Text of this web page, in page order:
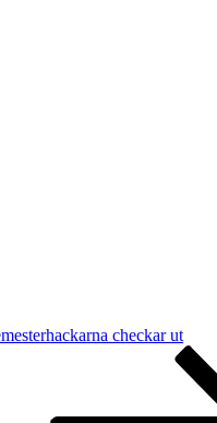
checkar ut